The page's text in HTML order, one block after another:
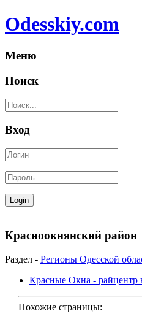
Odesskiy.com
Меню
Поиск
Вход
Красноокнянский район
Раздел - Регионы Одесской
Красные Окна - райцентр
Похожие страницы: